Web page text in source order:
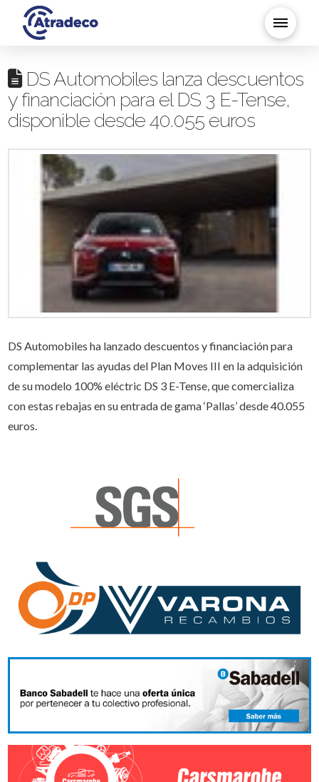
DS Automobiles lanza descuentos
y financiación para el DS 3 E-Tense,
disponible desde 40.055 euros
DS Automobiles ha lanzado descuentos y financiación para
complementar las ayudas del Plan Moves III en la adquisición
de su modelo 100% eléctric DS 3 E-Tense, que comercializa
con estas rebajas en su entrada de gama ‘Pallas’ desde 40.055
euros.